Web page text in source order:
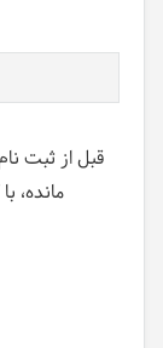
قبل از ثبت
مانده،